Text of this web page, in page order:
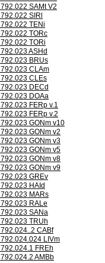
792.022 SAMt V2
792.022 SIRl
792.022 TENi
792.022 TORc
792.022 TORi
792.023 ASHd
792.023 BRUs
792.023 CLAm
792.023 CLEs
792.023 DECd
792.023 DOAa
792.023 FERp v.1
792.023 FERp v.2
792.023 GONm v10
792.023 GONm v2
792.023 GONm v3
792.023 GONm v5
792.023 GONm v8
792.023 GONm v9
792.023 GREv
792.023 HAId
792.023 MARs
792.023 RALe
792.023 SANa
792.023 TRUh
792.024..2 CABf
792.024.024 LIVm
792.024.1 FREh
792.024.2 AMBb